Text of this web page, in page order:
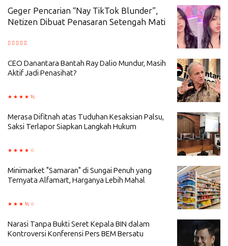
Geger Pencarian “Nay TikTok Blunder”,
Netizen Dibuat Penasaran Setengah Mati
CEO Danantara Bantah Ray Dalio Mundur, Masih
Aktif Jadi Penasihat?
Merasa Difitnah atas Tuduhan Kesaksian Palsu,
Saksi Terlapor Siapkan Langkah Hukum
Minimarket "Samaran" di Sungai Penuh yang
Ternyata Alfamart, Harganya Lebih Mahal
Narasi Tanpa Bukti Seret Kepala BIN dalam
Kontroversi Konferensi Pers BEM Bersatu